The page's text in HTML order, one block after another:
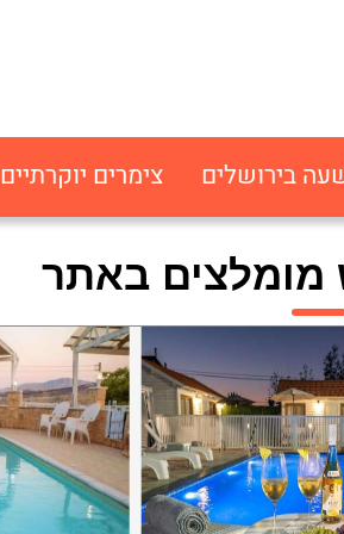
בירושלים צימרים יוקרתיים
מומלצים באתר